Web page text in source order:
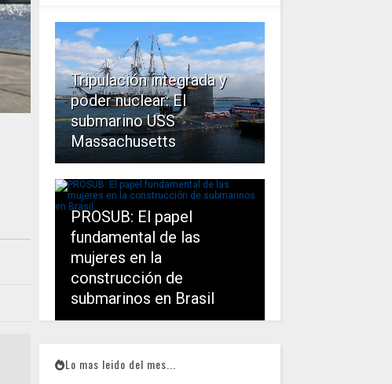
Tripulación integrada y
poder nuclear: El
submarino USS
Massachusetts
PROSUB: El papel
fundamental de las
mujeres en la
construcción de
submarinos en Brasil
Lo mas leido del mes...